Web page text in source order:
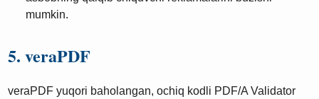
mumkin.
5. veraPDF
veraPDF yuqori baholangan, ochiq kodli PDF/A Validator